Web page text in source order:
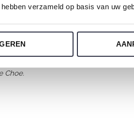
verzameld op basis van uw
van heerlijke zachte stoffen en
van onze nachtkleding?
Choe.